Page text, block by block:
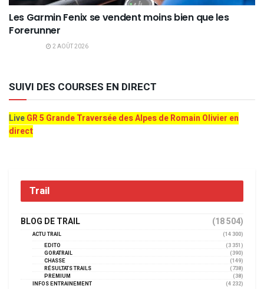
Les Garmin Fenix se vendent moins bien que les
Forerunner
2 AOÛT 2026
SUIVI DES COURSES EN DIRECT
LiveGR 5 Grande Traversée des Alpes de Romain Olivier en
direct
Trail
BLOG DE TRAIL (18 504)
ACTU TRAIL
(14 300)
EDITO
(3 351)
GORATRAIL
(390)
CHASSE
(149)
RÉSULTATS TRAILS
(738)
PREMIUM
(38)
INFOS ENTRAINEMENT
(4 232)